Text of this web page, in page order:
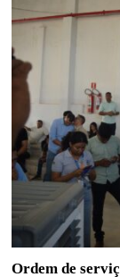
Ordem de